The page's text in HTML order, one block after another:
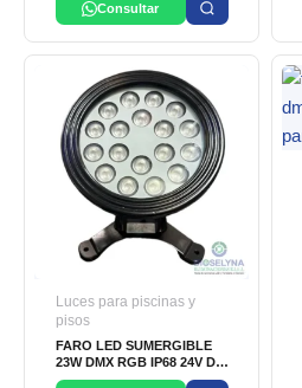
Consultar
Luces para piscinas y
pisos
FARO LED SUMERGIBLE
23W DMX RGB IP68 24V DC
CYTEC